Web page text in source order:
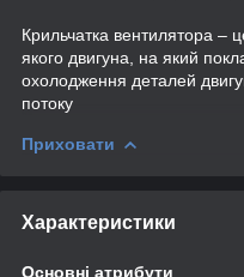
Крильчатка вентилятора –
якого двигуна, на який
охолодження деталей
потоку
Приховати
Характеристики
Основні атрибути